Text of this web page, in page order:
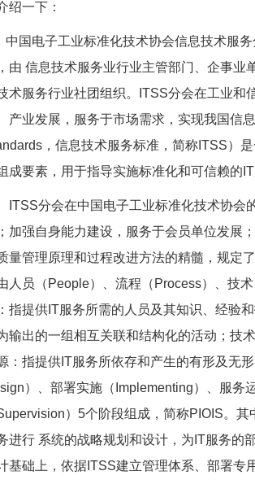
绍一下：
中国电子工业标准化技术协会信息技术服
由 信息技术服务业行业主管部门、企事业
术服务行业社团组织。ITSS分会在工业和
产业发展，服务于市场需求，实现我国信
，信息技术服务标准，简称ITSS）
成要素，用于指导实施标准化和可信赖的IT
ITSS分会在中国电子工业标准化技术协会
加强自身能力建设，服务于会员单位发展
量管理原理和过程改进方法的精髓，规定
人员（People）、流程（Process）、技
指提供IT服务所需的人员及其知识、经验
输出的一组相互关联和结构化的活动；技
：指提供IT服务所依存和产生的有形及无
）、部署实施（Implementing）、服务
）5个阶段组成，简称PIOIS。
进行 系统的战略规划和设计，为IT服务的
基础上，依据ITSS建立管理体系、部署专